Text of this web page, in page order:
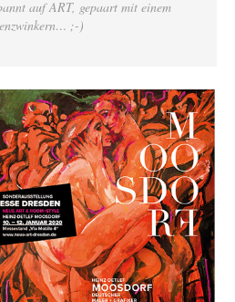
auf ART, gepaart mit einem
;-)